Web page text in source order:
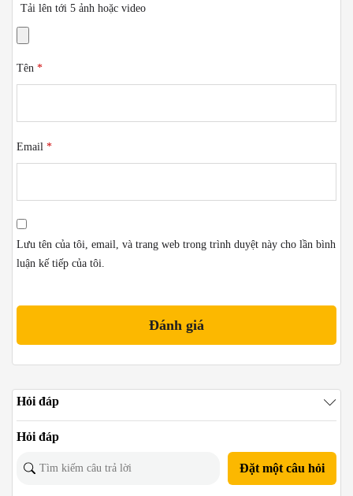
Tải lên tới 5 ảnh hoặc video
Tên *
Email *
Lưu tên của tôi, email, và trang web trong trình duyệt này cho lần bình
luận kế tiếp của tôi.
Hỏi đáp
Hỏi đáp
Đặt một câu hỏi